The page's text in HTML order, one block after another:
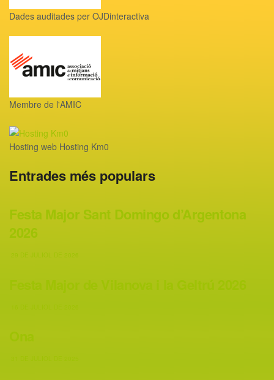
Dades auditades per OJDinteractiva
Membre de l'AMIC
Hosting web Hosting Km0
Entrades més populars
Festa Major Sant Domingo d’Argentona
2026